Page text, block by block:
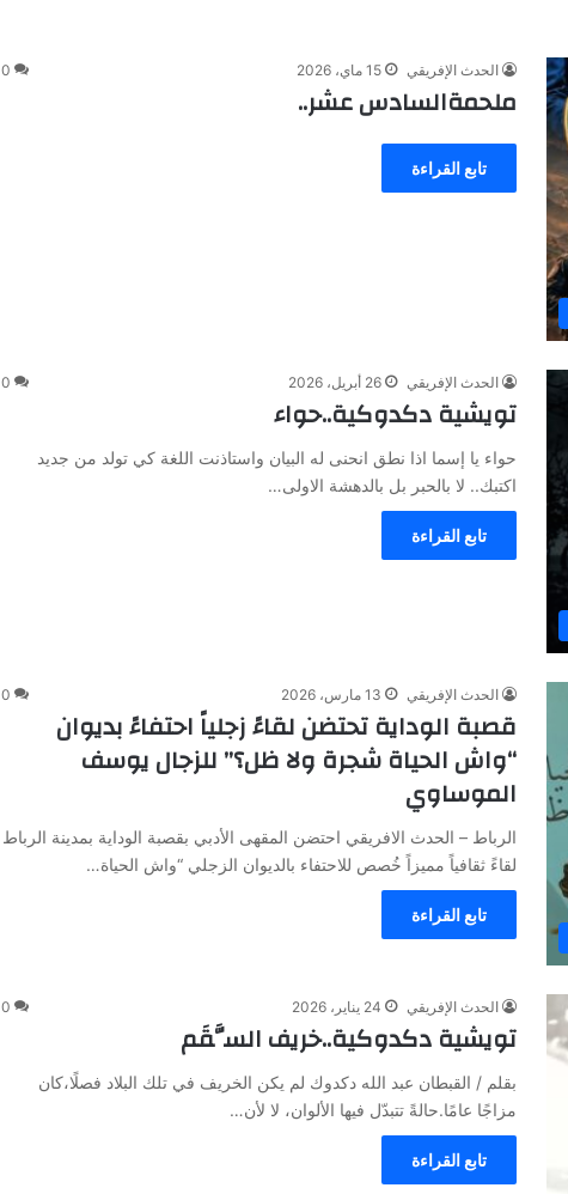
الحدث الإفريقي 15 ماي، 2026 0
ملحمةالسادس عشر..
تابع القراءة
الحدث الإفريقي 26 أبريل، 2026 0
تويشية دكدوكية..حواء
حواء يا إسما اذا نطق انحنى له البيان واستاذنت اللغة كي تولد من جديد
اكتبك.. لا بالحبر بل بالدهشة الاولى…
تابع القراءة
الحدث الإفريقي 13 مارس، 2026 0
قصبة الوداية تحتضن لقاءً زجلياً احتفاءً بديوان
“واش الحياة شجرة ولا ظل؟” للزجال يوسف
الموساوي
الرباط – الحدث الافريقي احتضن المقهى الأدبي بقصبة الوداية بمدينة الرباط
لقاءً ثقافياً مميزاً خُصص للاحتفاء بالديوان الزجلي “واش الحياة…
تابع القراءة
الحدث الإفريقي 24 يناير، 2026 0
تويشية دكدوكية..خريف السَّقَم
بقلم / القبطان عبد الله دكدوك لم يكن الخريف في تلك البلاد فصلًا،كان
مزاجًا عامًا.حالةً تتبدّل فيها الألوان، لا لأن…
تابع القراءة